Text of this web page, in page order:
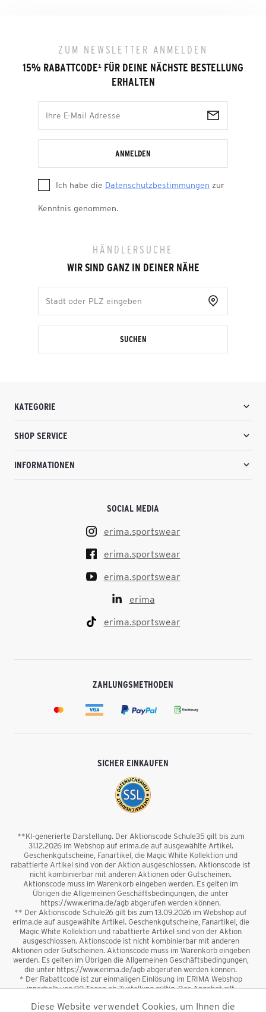
ZUM NEWSLETTER ANMELDEN
15% RABATTCODE¹ FÜR DEINE NÄCHSTE BESTELLUNG
ERHALTEN
ANMELDEN
Ich habe die Datenschutzbestimmungen zur
Kenntnis genommen.
HÄNDLERSUCHE
WIR SIND GANZ IN DEINER NÄHE
SUCHEN
KATEGORIE
SHOP SERVICE
INFORMATIONEN
SOCIAL MEDIA
erima.sportswear
erima.sportswear
erima.sportswear
erima
erima.sportswear
ZAHLUNGSMETHODEN
SICHER EINKAUFEN
**KI-generierte Darstellung. Der Aktionscode Schule35 gilt bis zum
31.12.2026 im Webshop auf erima.de auf ausgewählte Artikel.
Geschenkgutscheine, Fanartikel, die Magic White Kollektion und
rabattierte Artikel sind von der Aktion ausgeschlossen. Aktionscode ist
nicht kombinierbar mit anderen Aktionen oder Gutscheinen.
Aktionscode muss im Warenkorb eingeben werden. Es gelten im
Übrigen die Allgemeinen Geschäftsbedingungen, die unter
https://www.erima.de/agb abgerufen werden können.
** Der Aktionscode Schule26 gilt bis zum 13.09.2026 im Webshop auf
erima.de auf ausgewählte Artikel. Geschenkgutscheine, Fanartikel, die
Magic White Kollektion und rabattierte Artikel sind von der Aktion
ausgeschlossen. Aktionscode ist nicht kombinierbar mit anderen
Aktionen oder Gutscheinen. Aktionscode muss im Warenkorb eingeben
werden. Es gelten im Übrigen die Allgemeinen Geschäftsbedingungen,
die unter https://www.erima.de/agb abgerufen werden können.
* Der Rabattcode ist zur einmaligen Einlösung im ERIMA Webshop
innerhalb von 90 Tagen ab Zustellung gültig. Das Angebot gilt
sowie Geschenkgutscheine sind vom Rabatt ausgeschlossen. Der
Diese Website verwendet Cookies, um Ihnen die